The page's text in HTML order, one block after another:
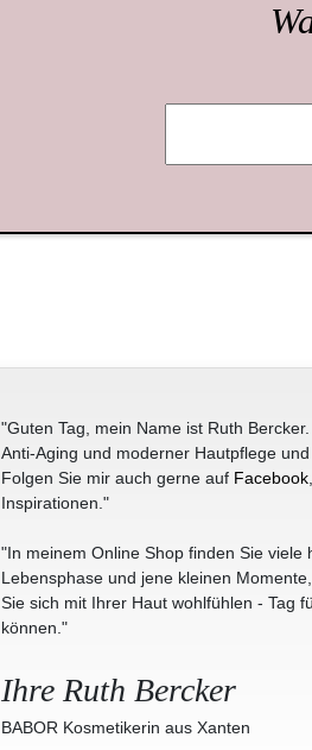
"Guten Tag, mein Name ist Ruth
Anti-Aging und moderner Hautpflege
Folgen Sie mir auch gerne auf Facebook,
Inspirationen."
"In meinem Online Shop finden Sie
Lebensphase und jene kleinen
Sie sich mit Ihrer Haut wohlfühlen - Tag
können."
Ihre Ruth Bercker
BABOR Kosmetikerin aus Xanten